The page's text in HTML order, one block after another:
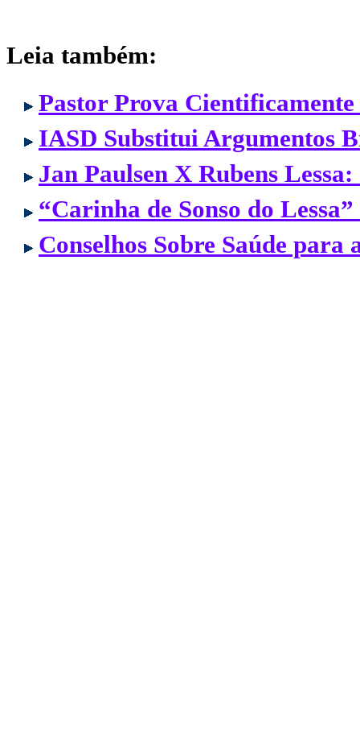
Leia também:
Pastor Prova
IASD Substitui Argumentos
Jan Paulsen X Rubens
“Carinha de Sonso do
Conselhos Sobre Saúde